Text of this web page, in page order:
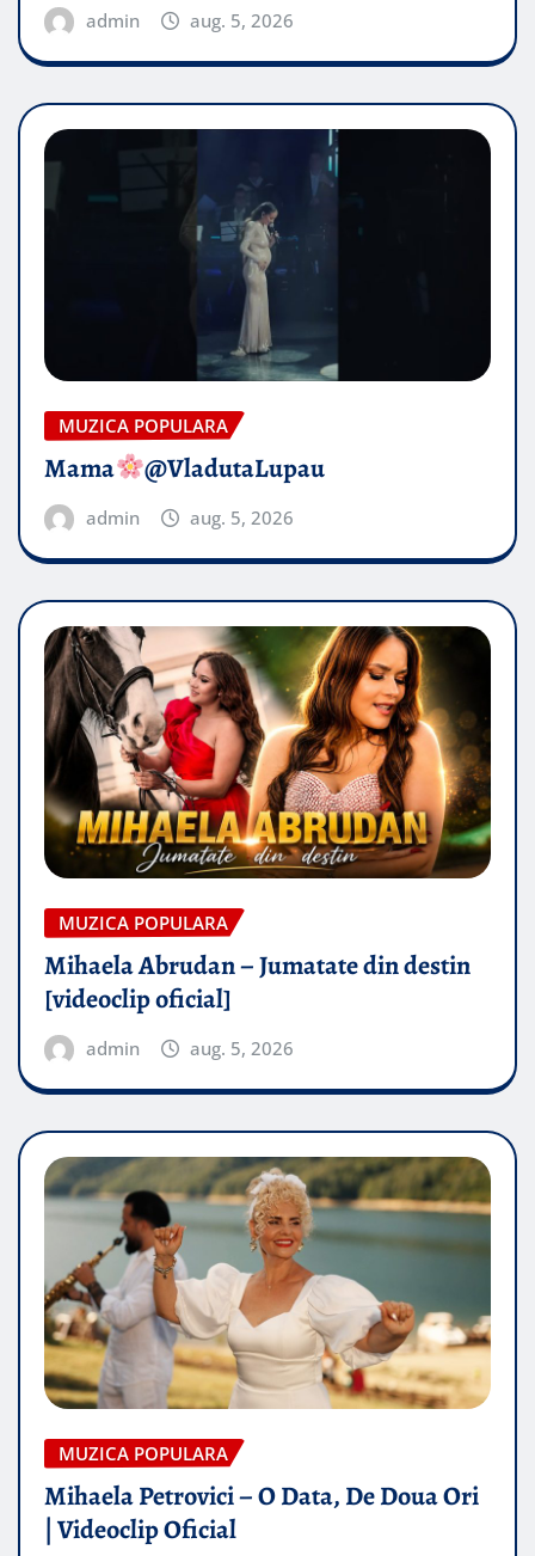
admin aug. 5, 2026
MUZICA POPULARA
Mama @VladutaLupau
admin aug. 5, 2026
MUZICA POPULARA
Mihaela Abrudan – Jumatate din destin
[videoclip oficial]
admin aug. 5, 2026
MUZICA POPULARA
Mihaela Petrovici – O Data, De Doua Ori
| Videoclip Oficial